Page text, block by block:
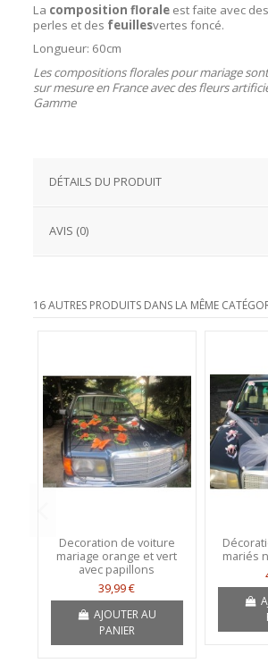
La composition florale est faite avec des
perles et des feuillesvertes foncé.
Longueur: 60cm
Les compositions florales pour mariage
sur mesure en France avec des fleurs
Gamme
DÉTAILS DU PRODUIT
AVIS (0)
16 AUTRES PRODUITS DANS LA MÊME
Decoration de voiture
mariage orange et vert
avec papillons
39,99 €
AJOUTER AU
PANIER
mariés